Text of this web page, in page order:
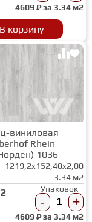
4609₽ за 3.34 м2
В корзину
виниловая
Rhein
1036
1219,2x152,40x2,00
3.34 м2
Упаковок
- +
4609₽ за 3.34 м2